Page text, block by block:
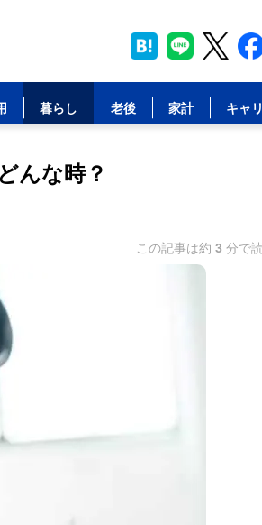
暮らし 老後 家計 キャ
んな時？
この記事は約 3 分で